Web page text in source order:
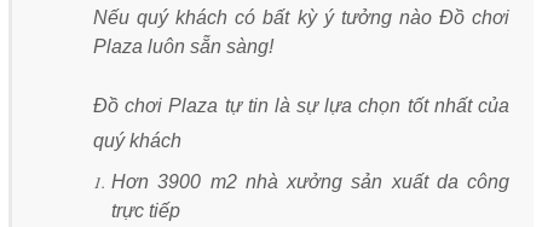
Nếu quý khách có bất kỳ ý tưởng nào Đồ chơi
Plaza luôn sẵn sàng!
Đồ chơi Plaza tự tin là sự lựa chọn tốt nhất của
quý khách
Hơn 3900 m2 nhà xưởng sản xuất da công
trực tiếp